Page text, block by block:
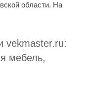
области. На
vekmaster.ru:
мебель,